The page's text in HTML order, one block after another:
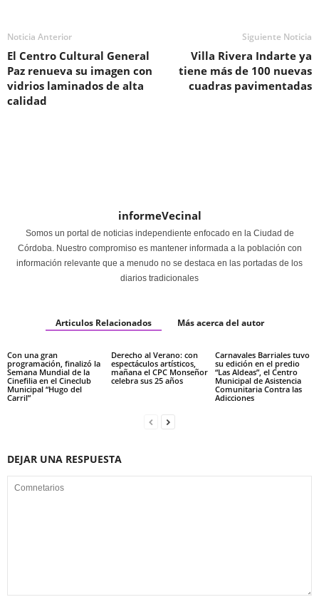
Noticia Anterior
El Centro Cultural General
Paz renueva su imagen con
vidrios laminados de alta
calidad
Siguiente Noticia
Villa Rivera Indarte ya
tiene más de 100 nuevas
cuadras pavimentadas
informeVecinal
Somos un portal de noticias independiente enfocado en la Ciudad de
Córdoba. Nuestro compromiso es mantener informada a la población con
información relevante que a menudo no se destaca en las portadas de los
diarios tradicionales
Articulos Relacionados Más acerca del autor
Con una gran
programación, finalizó la
Semana Mundial de la
Cinefilia en el Cineclub
Municipal “Hugo del
Carril”
Derecho al Verano: con
espectáculos artísticos,
mañana el CPC Monseñor
celebra sus 25 años
Carnavales Barriales tuvo
su edición en el predio
“Las Aldeas”, el Centro
Municipal de Asistencia
Comunitaria Contra las
Adicciones
DEJAR UNA RESPUESTA